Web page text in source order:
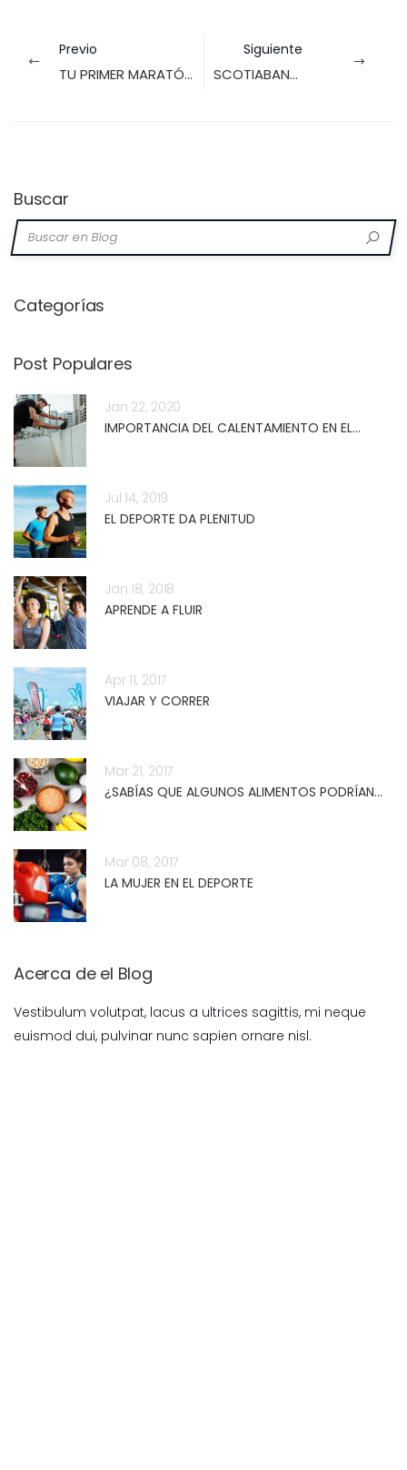
Previo
TU PRIMER MARATÓN, ALGUNOS CONSEJOS
Siguiente
SCOTIABANK TORONTO WATERFRONT MARATHON
Buscar
Buscar en Blog
Categorías
Post Populares
Jan 22, 2020
IMPORTANCIA DEL CALENTAMIENTO EN EL...
Jul 14, 2019
EL DEPORTE DA PLENITUD
Jan 18, 2018
APRENDE A FLUIR
Apr 11, 2017
VIAJAR Y CORRER
Mar 21, 2017
¿SABÍAS QUE ALGUNOS ALIMENTOS PODRÍAN...
Mar 08, 2017
LA MUJER EN EL DEPORTE
Acerca de el Blog
Vestibulum volutpat, lacus a ultrices sagittis, mi neque
euismod dui, pulvinar nunc sapien ornare nisl.